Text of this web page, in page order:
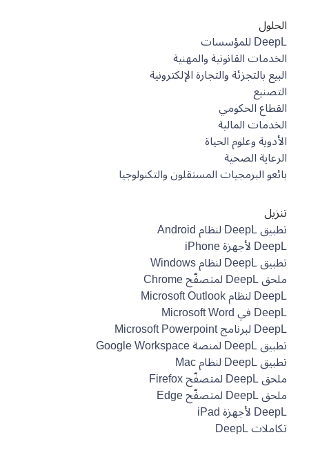
الحلول
DeepL للمؤسسات
الخدمات القانونية والمهنية
البيع بالتجزئة والتجارة الإلكترونية
التصنيع
القطاع الحكومي
الخدمات المالية
الأدوية وعلوم الحياة
الرعاية الصحية
بائعو البرمجيات المستقلون والتكنولوجيا
تنزيل
تطبيق DeepL لنظام Android
DeepL لأجهزة iPhone
تطبيق DeepL لنظام Windows
ملحق DeepL لمتصفّح Chrome
DeepL لنظام Microsoft Outlook
DeepL في Microsoft Word
DeepL لبرنامج Microsoft Powerpoint
تطبيق DeepL لمنصة Google Workspace
تطبيق DeepL لنظام Mac
ملحق DeepL لمتصفّح Firefox
ملحق DeepL لمتصفّح Edge
DeepL لأجهزة iPad
تكاملات DeepL